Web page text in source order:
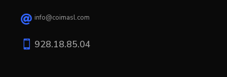
 info@coimasl.com
 928.18.85.04